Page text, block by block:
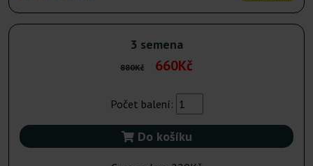
3 semena
880Kč 660Kč
Počet balení:
Do košíku